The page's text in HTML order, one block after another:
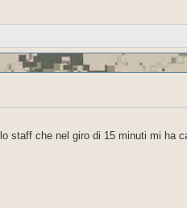
staff che nel giro di 15 minuti mi ha